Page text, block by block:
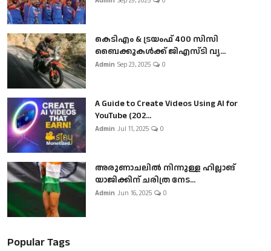
കെടിഎം & ട്രയംഫ് 400 സിസി
ബൈക്കുകൾക്ക് ജിഎസ്ടി വ്യ...
Admin Sep 23, 2025 0
A Guide to Create Videos Using AI for
YouTube (202...
Admin Jul 11, 2025 0
അരുണാചലിൽ നിന്നുള്ള ഹില്ലാങ്
യാജിക്കിന് ചരിത്ര നേട...
Admin Jun 16, 2025 0
Popular Tags